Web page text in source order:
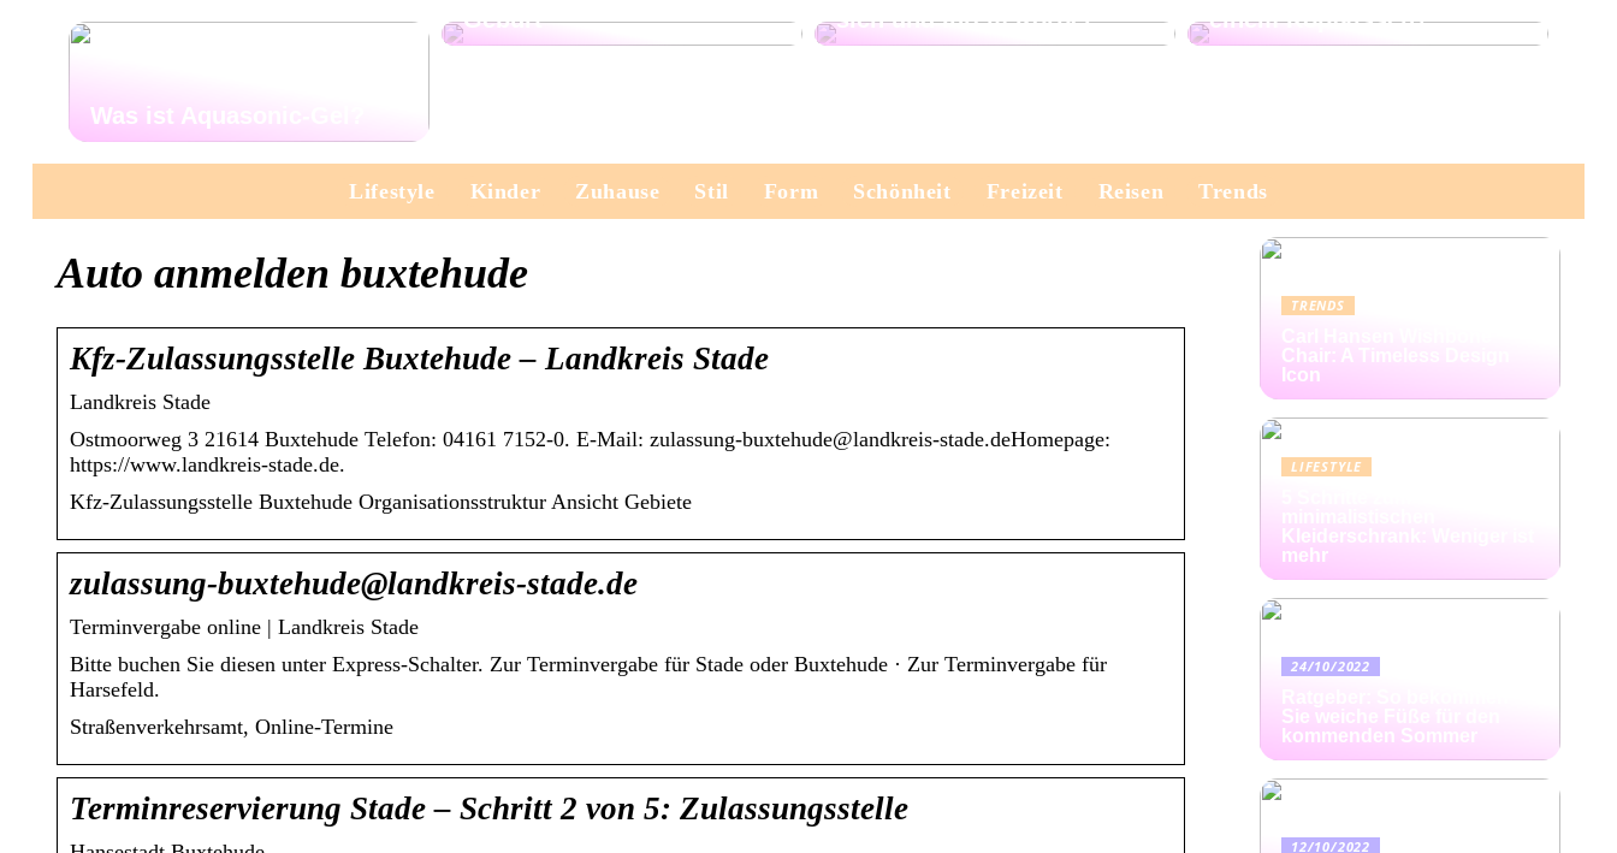
Was ist Aquasonic-Gel?
Geburt
sich und Ihrem Körper
einem Kopfkissen?
Lifestyle Kinder Zuhause Stil Form Schönheit Freizeit Reisen Trends
Auto anmelden buxtehude
Kfz-Zulassungsstelle Buxtehude – Landkreis Stade
Landkreis Stade
Ostmoorweg 3 21614 Buxtehude Telefon: 04161 7152-0. E-Mail: zulassung-buxtehude@landkreis-stade.deHomepage:
https://www.landkreis-stade.de.
Kfz-Zulassungsstelle Buxtehude Organisationsstruktur Ansicht Gebiete
zulassung-buxtehude@landkreis-stade.de
Terminvergabe online | Landkreis Stade
Bitte buchen Sie diesen unter Express-Schalter. Zur Terminvergabe für Stade oder Buxtehude · Zur Terminvergabe für
Harsefeld.
Straßenverkehrsamt, Online-Termine
Terminreservierung Stade – Schritt 2 von 5: Zulassungsstelle
TRENDS
Chair: A Timeless Design
Icon
LIFESTYLE
minimalistischen
Kleiderschrank: Weniger ist
mehr
24/10/2022
Sie weiche Füße für den
kommenden Sommer
12/10/2022